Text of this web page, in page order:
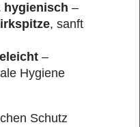
hygienisch –
, sanft
–
Hygiene
Schutz